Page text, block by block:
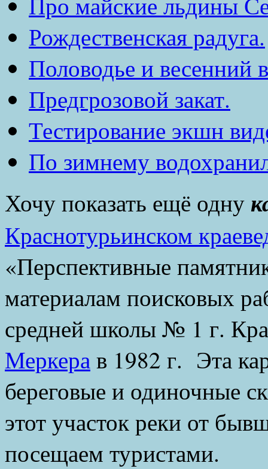
Рождественская радуга.
Половодье и весенний
Предгрозовой закат.
Тестирование экшн
По зимнему
Хочу показать ещё одну
Краснотурьинском
«Перспективные
материалам поисковых
средней школы № 1 г.
Меркерав 1982 г. Эта
береговые и одиночные
этот участок реки от
посещаем туристами.